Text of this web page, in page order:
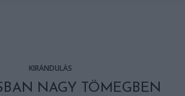
KIRÁNDULÁS
NAGY TÖMEGBEN